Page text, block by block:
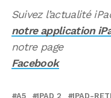
Suivez l’actualité
notre application
notre page
Facebook
A5 IPAD 2 IPAD-